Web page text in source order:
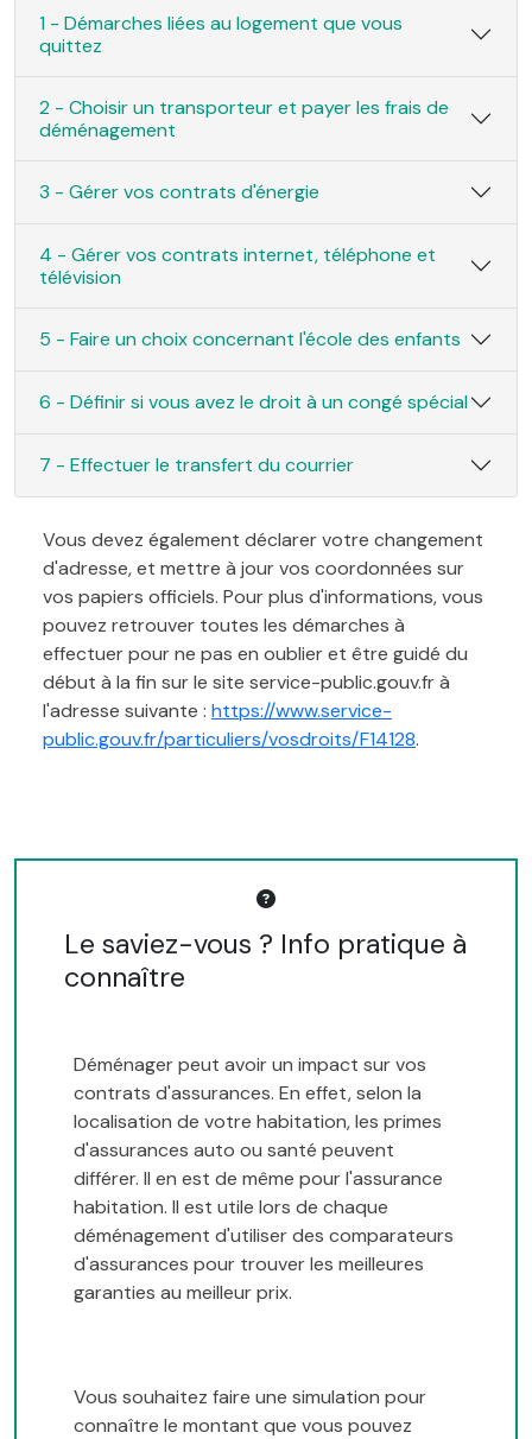
1 - Démarches liées au logement que vous
quittez
2 - Choisir un transporteur et payer les frais de
déménagement
3 - Gérer vos contrats d'énergie
4 - Gérer vos contrats internet, téléphone et
télévision
5 - Faire un choix concernant l'école des enfants
6 - Définir si vous avez le droit à un congé spécial
7 - Effectuer le transfert du courrier
Vous devez également déclarer votre changement
d'adresse, et mettre à jour vos coordonnées sur
vos papiers officiels. Pour plus d'informations, vous
pouvez retrouver toutes les démarches à
effectuer pour ne pas en oublier et être guidé du
début à la fin sur le site service-public.gouv.fr à
l'adresse suivante : https://www.service-
public.gouv.fr/particuliers/vosdroits/F14128.
Le saviez-vous ? Info pratique à
connaître
Déménager peut avoir un impact sur vos
contrats d'assurances. En effet, selon la
localisation de votre habitation, les primes
d'assurances auto ou santé peuvent
différer. Il en est de même pour l'assurance
habitation. Il est utile lors de chaque
déménagement d'utiliser des comparateurs
d'assurances pour trouver les meilleures
garanties au meilleur prix.
Vous souhaitez faire une simulation pour
connaître le montant que vous pouvez